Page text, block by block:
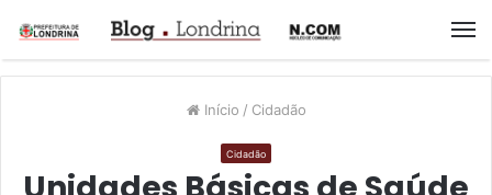
Início / Cidadão
Cidadão